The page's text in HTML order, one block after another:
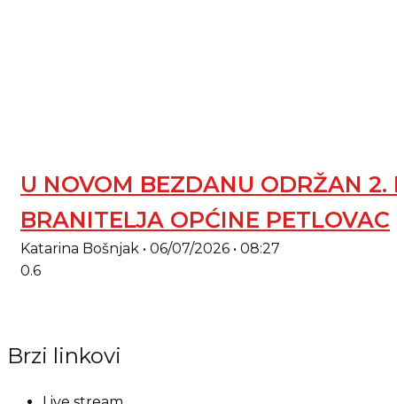
U NOVOM BEZDANU ODRŽAN
BRANITELJA OPĆINE PETLOVAC
Katarina Bošnjak 06/07/2026 08:27
Brzi linkovi